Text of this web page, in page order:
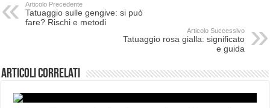
Articolo Precedente
Tatuaggio sulle gengive: si può
fare? Rischi e metodi
Articolo Successivo
Tatuaggio rosa gialla: significato
e guida
Articoli correlati